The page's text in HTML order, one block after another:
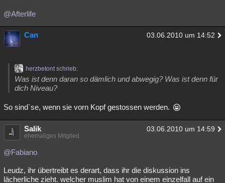
@Afterlife
Can 03.06.2010 um 14:52
herzbetont schrieb:
Was ist denn daran so dämlich und abwegig? Was ist denn für
dich Niveau?
So sind`se, wenn sie vorn Kopf gestossen werden.
Salik 03.06.2010 um 14:59
ehemaliges Mitglied
@Fabiano
Leudz, ihr übertreibt es derart, dass ihr die diskussion ins
lächerliche zieht. welcher muslim hat von einem einzelfall auf ein